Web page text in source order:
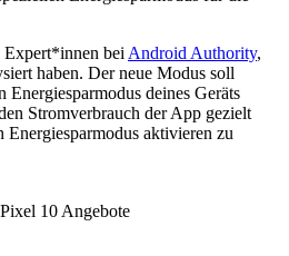
Expert*innen bei Android Authority,
haben. Der neue Modus soll
Energiesparmodus deines Geräts
Stromverbrauch der App gezielt
Energiesparmodus aktivieren zu
10 Angebote